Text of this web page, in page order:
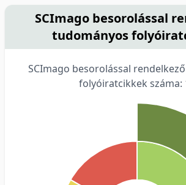
SCImago besorolással
tudományos
SCImago besorolással
folyóiratcikkek száma: